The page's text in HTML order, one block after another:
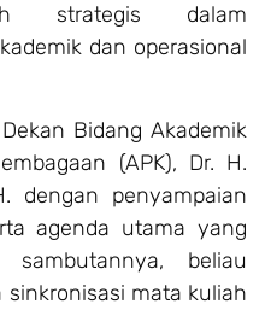
strategis dalam
dan operasional
Bidang Akademik
(APK), Dr. H.
dengan penyampaian
agenda utama yang
beliau
mata kuliah